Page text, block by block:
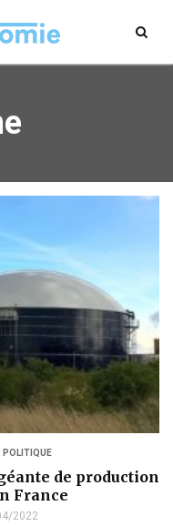
POLITIQUE
de production
France
2022